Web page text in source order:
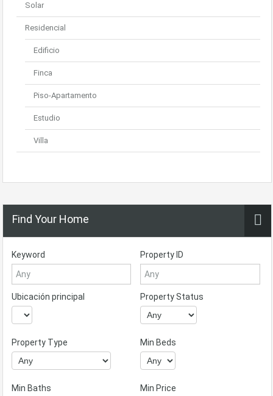
Solar
Residencial
Edificio
Finca
Piso-Apartamento
Estudio
Villa
Find Your Home
Keyword Property ID
Ubicación principal Property Status
Property Type Min Beds
Min Baths Min Price